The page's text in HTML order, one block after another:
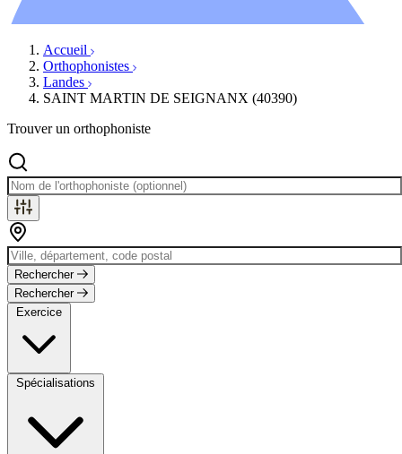
Accueil
Orthophonistes
Landes
SAINT MARTIN DE SEIGNANX (40390)
Trouver un orthophoniste
Rechercher
Rechercher
Exercice
Spécialisations